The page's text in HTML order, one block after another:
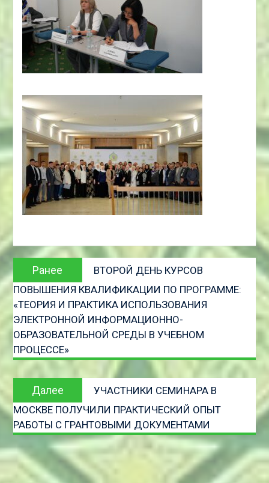
Навигация
по
записям
Ранее
Предыдущая
запись:
ВТОРОЙ ДЕНЬ КУРСОВ
ПОВЫШЕНИЯ КВАЛИФИКАЦИИ ПО ПРОГРАММЕ:
«ТЕОРИЯ И ПРАКТИКА ИСПОЛЬЗОВАНИЯ
ЭЛЕКТРОННОЙ ИНФОРМАЦИОННО-
ОБРАЗОВАТЕЛЬНОЙ СРЕДЫ В УЧЕБНОМ
ПРОЦЕССЕ»
Далее
Следующая
запись
УЧАСТНИКИ СЕМИНАРА В
МОСКВЕ ПОЛУЧИЛИ ПРАКТИЧЕСКИЙ ОПЫТ
РАБОТЫ С ГРАНТОВЫМИ ДОКУМЕНТАМИ